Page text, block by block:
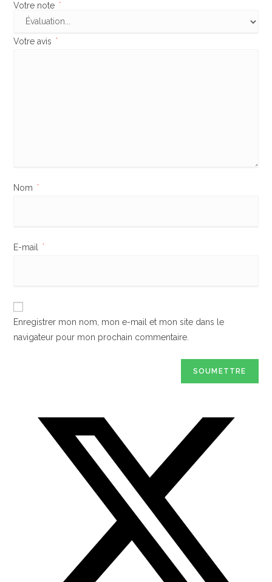
Votre note *
Votre avis *
Nom *
E-mail *
Enregistrer mon nom, mon e-mail et mon site dans le
navigateur pour mon prochain commentaire.